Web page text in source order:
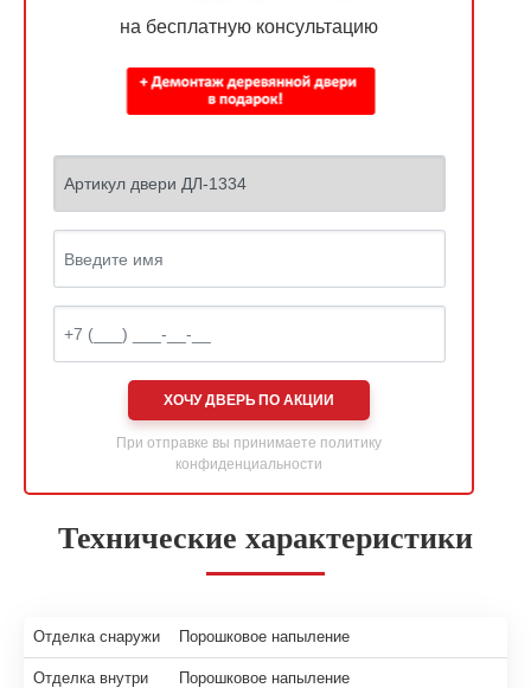
на бесплатную консультацию
ХОЧУ ДВЕРЬ ПО АКЦИИ
При отправке вы принимаете политику
конфиденциальности
Технические характеристики
Отделка снаружи Порошковое напыление
Отделка внутри Порошковое напыление